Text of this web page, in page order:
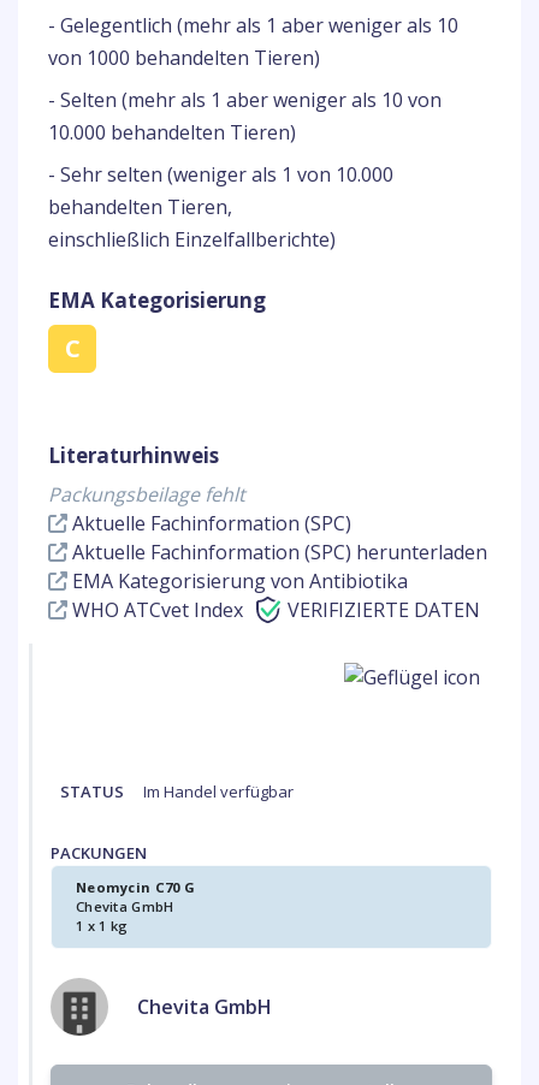
- Gelegentlich (mehr als 1 aber weniger als 10
von 1000 behandelten Tieren)
- Selten (mehr als 1 aber weniger als 10 von
10.000 behandelten Tieren)
- Sehr selten (weniger als 1 von 10.000
behandelten Tieren,
einschließlich Einzelfallberichte)
EMA Kategorisierung
C
Literaturhinweis
Packungsbeilage fehlt
Aktuelle Fachinformation (SPC)
Aktuelle Fachinformation (SPC) herunterladen
EMA Kategorisierung von Antibiotika
WHO ATCvet Index
VERIFIZIERTE DATEN
STATUS Im Handel verfügbar
PACKUNGEN
Neomycin C70 G
Chevita GmbH
1 x 1 kg
Chevita GmbH